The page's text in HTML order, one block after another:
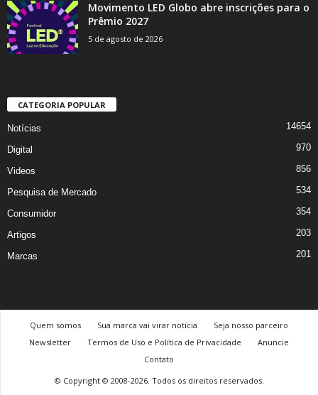
Movimento LED Globo abre inscrições para o
Prêmio 2027
5 de agosto de 2026
CATEGORIA POPULAR
Notícias 14654
Digital 970
Videos 856
Pesquisa de Mercado 534
Consumidor 354
Artigos 203
Marcas 201
Quem somos Sua marca vai virar notícia
Seja nosso parceiro
Newsletter
Termos de Uso e Política de Privacidade
Anuncie
Contato
© Copyright © 2008-2026. Todos os direitos reservados.